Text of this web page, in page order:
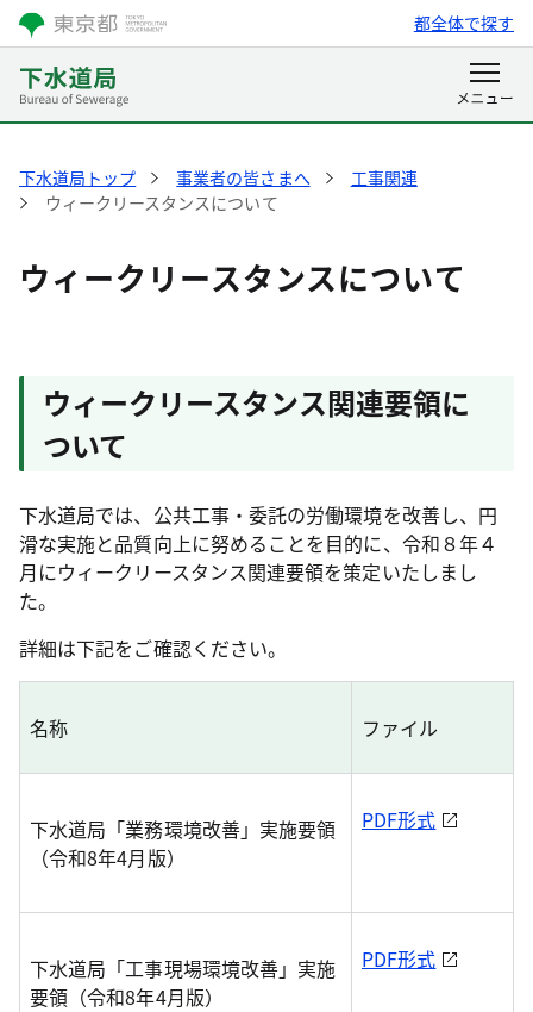
都全体で探す
下水道局トップ 事業者の皆さまへ
工事関連
ウィークリースタンスについて
ウィークリースタンスについて
ウィークリースタンス関連要領に
ついて
下水道局では、公共工事・委託の労働環境を改善し、円
滑な実施と品質向上に努めることを目的に、令和８年４
月にウィークリースタンス関連要領を策定いたしまし
た。
詳細は下記をご確認ください。
名称 ファイル
下水道局「業務環境改善」実施要領
（令和8年4月版）
PDF形式
下水道局「工事現場環境改善」実施
要領（令和8年4月版）
PDF形式